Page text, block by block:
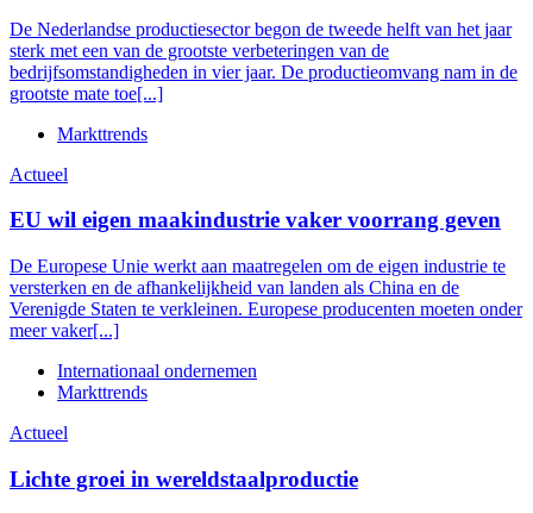
De Nederlandse productiesector begon de tweede helft van het jaar
sterk met een van de grootste verbeteringen van de
bedrijfsomstandigheden in vier jaar. De productieomvang nam in de
grootste mate toe[...]
Markttrends
Actueel
EU wil eigen maakindustrie vaker voorrang geven
De Europese Unie werkt aan maatregelen om de eigen industrie te
versterken en de afhankelijkheid van landen als China en de
Verenigde Staten te verkleinen. Europese producenten moeten onder
meer vaker[...]
Internationaal ondernemen
Markttrends
Actueel
Lichte groei in wereldstaalproductie